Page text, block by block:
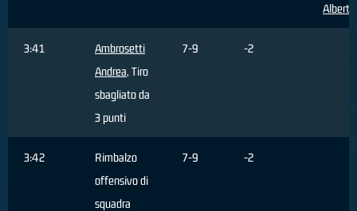
Alberto
3:41
Ambrosetti
Andrea, Tiro
sbagliato da
3 punti
7-9 -2
3:42
Rimbalzo
offensivo di
squadra
7-9 -2